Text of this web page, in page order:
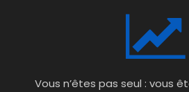
Vous n’êtes pas seul : vous